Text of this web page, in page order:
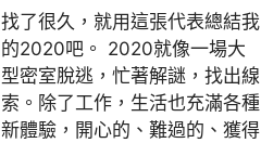
找了很久，就用這張代表總結我
的2020吧。 2020就像一場大
型密室脫逃，忙著解謎，找出線
索。除了工作，生活也充滿各種
新體驗，開心的、難過的、獲得